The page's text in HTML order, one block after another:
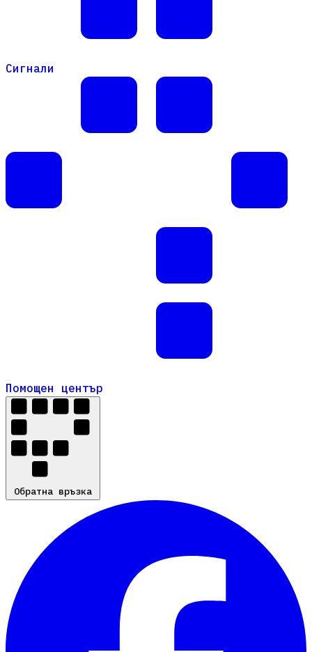
Сигнали
Помощен център
Помощен център
Обратна връзка
Обратна връзка